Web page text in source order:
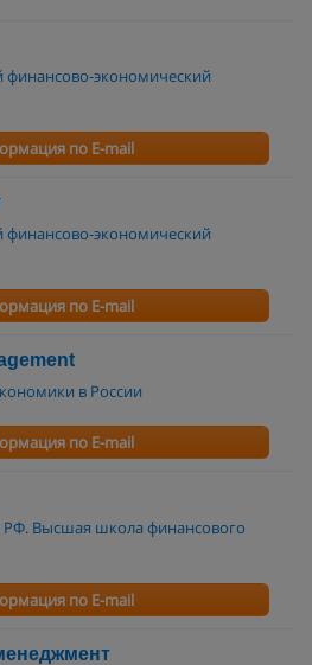
финансово-экономический
по E-mail
финансово-экономический
по E-mail
в России
по E-mail
РФ. Высшая школа финансового
по E-mail